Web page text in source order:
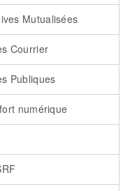
Mutualisées
Courrier
Publiques
numérique